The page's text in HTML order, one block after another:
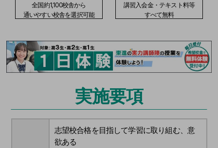
全国約1,100校舎から
通いやすい校舎を選択可能
講習入会金・テキスト料等
すべて無料
実施要項
志望校合格を目指して学習に取り組む、意
欲ある